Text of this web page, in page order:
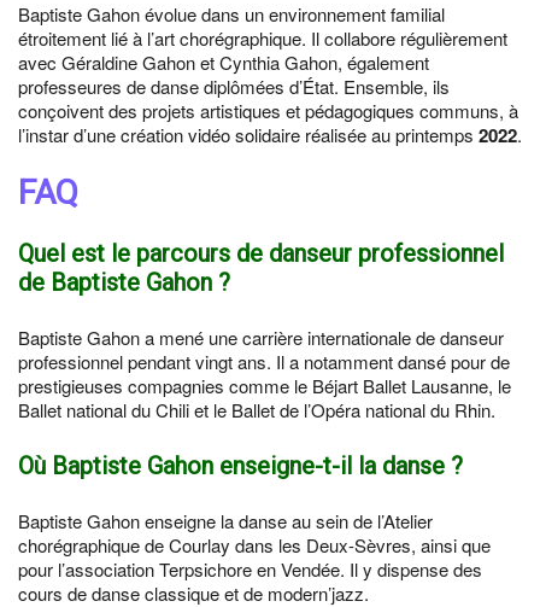
Baptiste Gahon évolue dans un environnement familial
étroitement lié à l’art chorégraphique. Il collabore régulièrement
avec Géraldine Gahon et Cynthia Gahon, également
professeures de danse diplômées d’État. Ensemble, ils
conçoivent des projets artistiques et pédagogiques communs, à
l’instar d’une création vidéo solidaire réalisée au printemps 2022.
FAQ
Quel est le parcours de danseur professionnel
de Baptiste Gahon ?
Baptiste Gahon a mené une carrière internationale de danseur
professionnel pendant vingt ans. Il a notamment dansé pour de
prestigieuses compagnies comme le Béjart Ballet Lausanne, le
Ballet national du Chili et le Ballet de l’Opéra national du Rhin.
Où Baptiste Gahon enseigne-t-il la danse ?
Baptiste Gahon enseigne la danse au sein de l’Atelier
chorégraphique de Courlay dans les Deux-Sèvres, ainsi que
pour l’association Terpsichore en Vendée. Il y dispense des
cours de danse classique et de modern’jazz.